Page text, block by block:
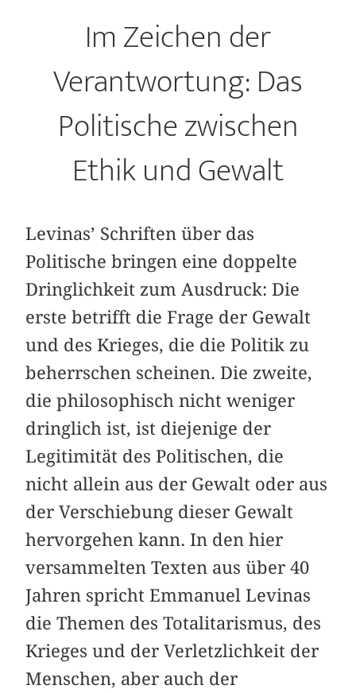
Im Zeichen der
Verantwortung: Das
Politische zwischen
Ethik und Gewalt
Levinas’ Schriften über das
Politische bringen eine doppelte
Dringlichkeit zum Ausdruck: Die
erste betrifft die Frage der Gewalt
und des Krieges, die die Politik zu
beherrschen scheinen. Die zweite,
die philosophisch nicht weniger
dringlich ist, ist diejenige der
Legitimität des Politischen, die
nicht allein aus der Gewalt oder aus
der Verschiebung dieser Gewalt
hervorgehen kann. In den hier
versammelten Texten aus über 40
Jahren spricht Emmanuel Levinas
die Themen des Totalitarismus, des
Krieges und der Verletzlichkeit der
Menschen, aber auch der